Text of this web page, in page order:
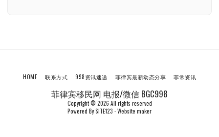
菲律宾移民网 电报/微信 BGC998
Copyright © 2026 All rights reserved
Powered BySITE123 -Website maker
HOME 联系方式 998资讯速递 菲律宾最新动态分享 菲常资讯